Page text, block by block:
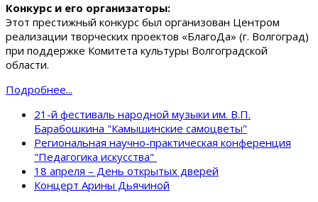
Конкурс и его организаторы:
Этот престижный конкурс был организован Центром
реализации творческих проектов «БлагоДа» (г. Волгоград)
при поддержке Комитета культуры Волгоградской
области.
Подробнее...
21-й фестиваль народной музыки им. В.П.
Барабошкина "Камышинские самоцветы"
Региональная научно-практическая конференция
"Педагогика искусства"
18 апреля – День открытых дверей
Концерт Арины Дьячиной